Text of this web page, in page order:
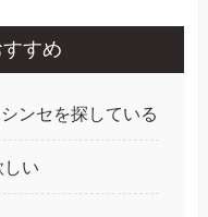
すめ
ンセを探している
い